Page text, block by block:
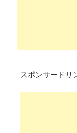
スポンサードリ